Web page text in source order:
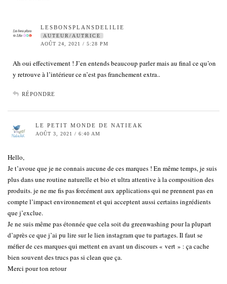
LESBONSPLANSDELILIE
AUTEUR/AUTRICE
AOÛT 24, 2021 / 5:28 PM
Ah oui effectivement ! J’en entends beaucoup parler mais au final ce qu’on
y retrouve à l’intérieur ce n’est pas franchement extra..
RÉPONDRE
LE PETIT MONDE DE NATIEAK
AOÛT 3, 2021 / 6:40 AM
Hello,
Je t’avoue que je ne connais aucune de ces marques ! En même temps, je suis
plus dans une routine naturelle et bio et ultra attentive à la composition des
produits. je ne me fis pas forcément aux applications qui ne prennent pas en
compte l’impact environnement et qui acceptent aussi certains ingrédients
que j’exclue.
Je ne suis même pas étonnée que cela soit du greenwashing pour la plupart
d’après ce que j’ai pu lire sur le lien instagram que tu partages. Il faut se
méfier de ces marques qui mettent en avant un discours « vert » : ça cache
bien souvent des trucs pas si clean que ça.
Merci pour ton retour